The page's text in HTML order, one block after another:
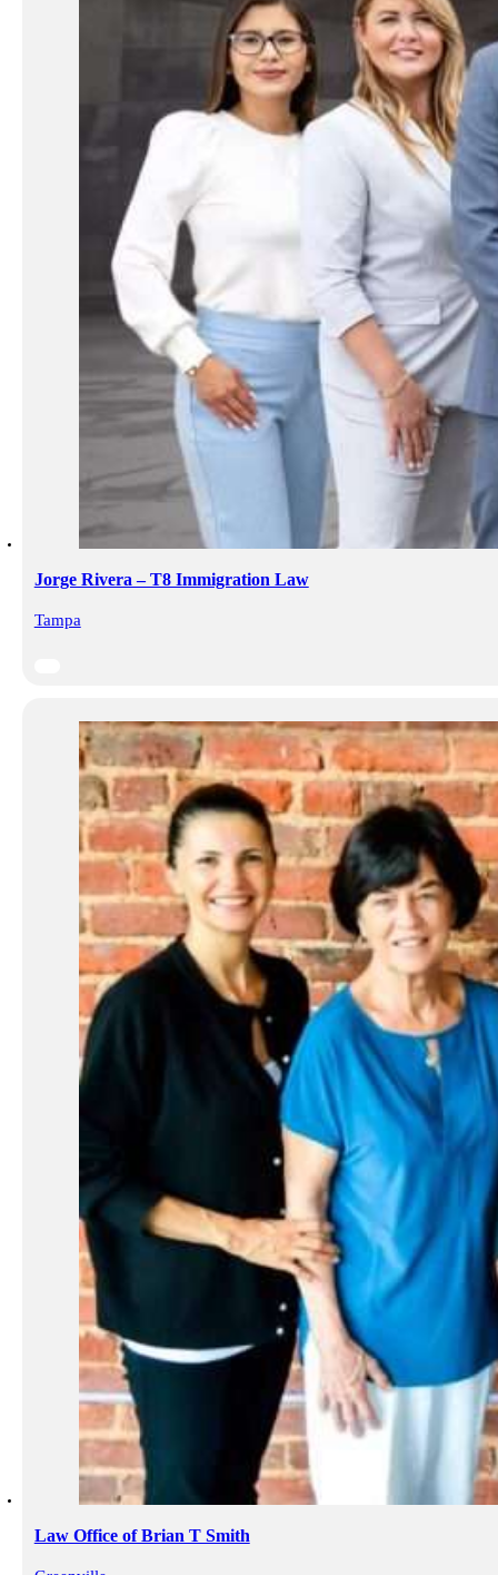
Jorge Rivera – T8 Immigration Law
Tampa
Law Office of Brian T Smith